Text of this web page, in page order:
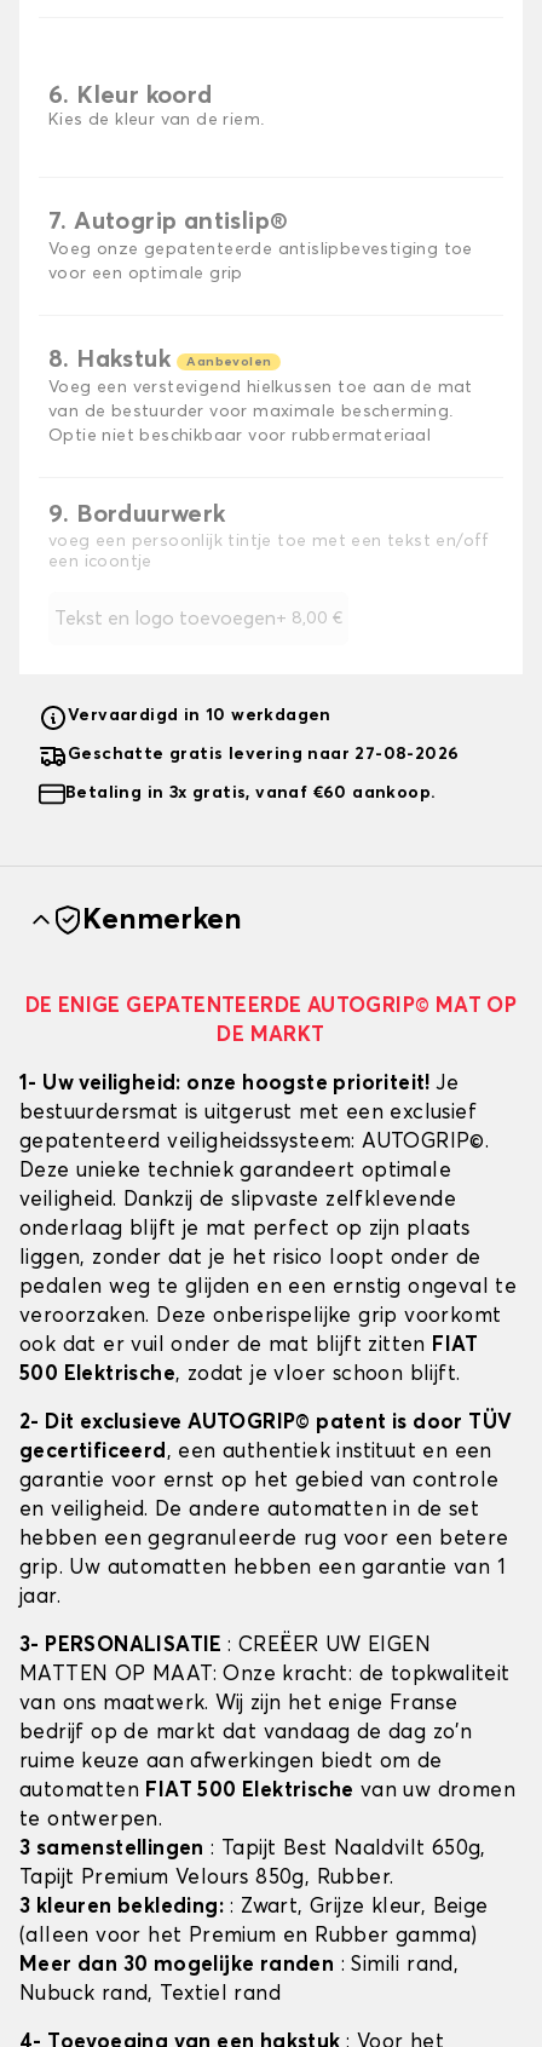
6. Kleur koord
Kies de kleur van de riem.
7. Autogrip antislip®
Voeg onze gepatenteerde antislipbevestiging toe
voor een optimale grip
8. Hakstuk Aanbevolen
Voeg een verstevigend hielkussen toe aan de mat
van de bestuurder voor maximale bescherming.
Optie niet beschikbaar voor rubbermateriaal
9. Borduurwerk
voeg een persoonlijk tintje toe met een tekst en/off
een icoontje
Tekst en logo toevoegen+ 8,00 €
Vervaardigd in 10 werkdagen
Geschatte gratis levering naar 27-08-2026
Betaling in 3x gratis, vanaf €60 aankoop.
Kenmerken
DE ENIGE GEPATENTEERDE AUTOGRIP© MAT OP
DE MARKT
1- Uw veiligheid: onze hoogste prioriteit!Je
bestuurdersmat is uitgerust met een exclusief
gepatenteerd veiligheidssysteem: AUTOGRIP©.
Deze unieke techniek garandeert optimale
veiligheid. Dankzij de slipvaste zelfklevende
onderlaag blijft je mat perfect op zijn plaats
liggen, zonder dat je het risico loopt onder de
pedalen weg te glijden en een ernstig ongeval te
veroorzaken. Deze onberispelijke grip voorkomt
ook dat er vuil onder de mat blijft zitten FIAT
500 Elektrische, zodat je vloer schoon blijft.
2- Dit exclusieve AUTOGRIP© patent is door TÜV
gecertificeerd, een authentiek instituut en een
garantie voor ernst op het gebied van controle
en veiligheid. De andere automatten in de set
hebben een gegranuleerde rug voor een betere
grip. Uw automatten hebben een garantie van 1
jaar.
3- PERSONALISATIE: CREËER UW EIGEN
MATTEN OP MAAT: Onze kracht: de topkwaliteit
van ons maatwerk. Wij zijn het enige Franse
bedrijf op de markt dat vandaag de dag zo'n
ruime keuze aan afwerkingen biedt om de
automatten FIAT 500 Elektrische van uw dromen
te ontwerpen.
3 samenstellingen : Tapijt Best Naaldvilt 650g,
Tapijt Premium Velours 850g, Rubber.
3 kleuren bekleding: : Zwart, Grijze kleur, Beige
(alleen voor het Premium en Rubber gamma)
Meer dan 30 mogelijke randen : Simili rand,
Nubuck rand, Textiel rand